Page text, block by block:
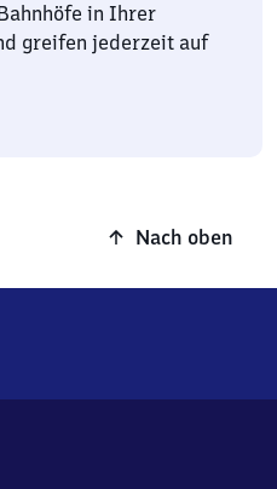
in Ihrer
greifen jederzeit auf
Nach oben